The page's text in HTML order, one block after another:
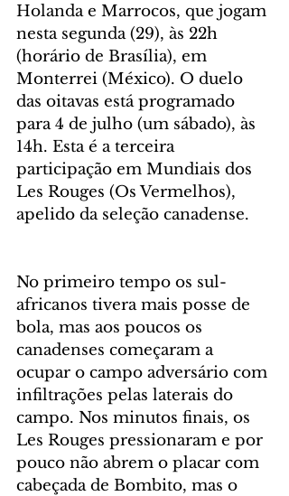
Holanda e Marrocos, que jogam
nesta segunda (29), às 22h
(horário de Brasília), em
Monterrei (México). O duelo
das oitavas está programado
para 4 de julho (um sábado), às
14h. Esta é a terceira
participação em Mundiais dos
Les Rouges (Os Vermelhos),
apelido da seleção canadense.
No primeiro tempo os sul-
africanos tivera mais posse de
bola, mas aos poucos os
canadenses começaram a
ocupar o campo adversário com
infiltrações pelas laterais do
campo. Nos minutos finais, os
Les Rouges pressionaram e por
pouco não abrem o placar com
cabeçada de Bombito, mas o